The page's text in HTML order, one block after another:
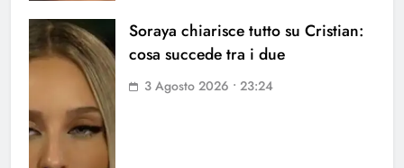
Soraya chiarisce tutto su Cristian:
cosa succede tra i due
3 Agosto 2026 • 23:24